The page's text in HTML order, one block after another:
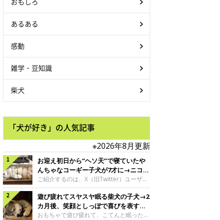
あるある
感動
雑学・豆知識
柴犬
「犬が好き」の人気記事
※2026年8月更新
お迎え初日から“ヘソ天”で寝ていたや
んちゃなコーギー子犬が7才に→ニコニ
コ“コーギースマイル”が魅力のコに成
長！
ご紹介するのは、X（旧Twitter）ユーザー
＠Kus1oKg2vsgdWS2さんの愛犬でウェル
シュ・コーギー・ペンブロークの神楽ちゃ
ん。今年の8月で7才になるという神楽ちゃ
んですが、いったいどんな子犬時代を過ご
遊び疲れてスヤスヤ眠る柴犬の子犬→2
カ月後、笑顔としっぽで喜びを表すコ
に成長！
おもちゃで遊び疲れて、こてんと眠った子